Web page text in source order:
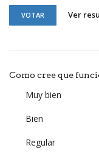
VOTAR Ver
Como cree que
Muy bien
Bien
Regular